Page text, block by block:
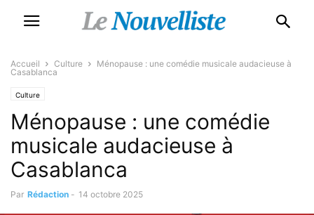
Accueil Culture
Ménopause : une comédie musicale audacieuse à
Casablanca
Culture
Ménopause : une comédie
musicale audacieuse à
Casablanca
Par Rédaction - 14 octobre 2025